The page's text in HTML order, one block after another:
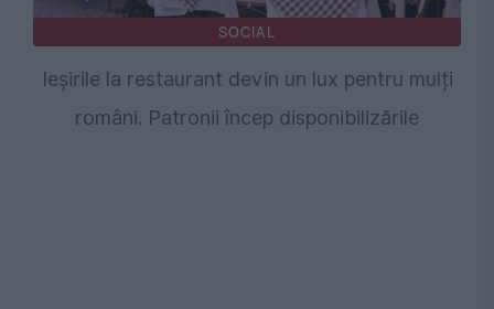
SOCIAL
Ieșirile la restaurant devin un lux pentru mulți
români. Patronii încep disponibilizările